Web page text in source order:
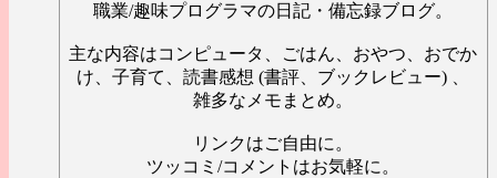
職業/趣味プログラマの日記・備忘録ブログ。
主な内容はコンピュータ、ごはん、おやつ、おでか
け、子育て、読書感想 (書評、ブックレビュー) 、
雑多なメモまとめ。
リンクはご自由に。
ツッコミ/コメントはお気軽に。